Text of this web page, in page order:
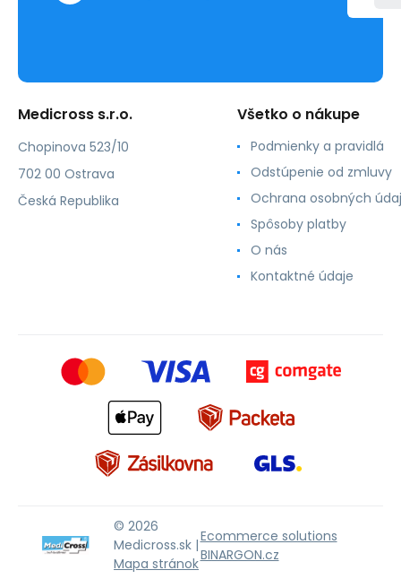
Medicross s.r.o.
Chopinova 523/10
702 00 Ostrava
Česká Republika
Všetko o nákupe
Podmienky a pravidlá
Odstúpenie od zmluvy
Ochrana osobných
Spôsoby platby
O nás
Kontaktné údaje
© 2026
Medicross.sk |
Mapa stránok
Ecommerce solutions
BINARGON.cz